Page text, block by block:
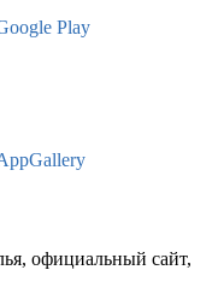
Play
официальный сайт,